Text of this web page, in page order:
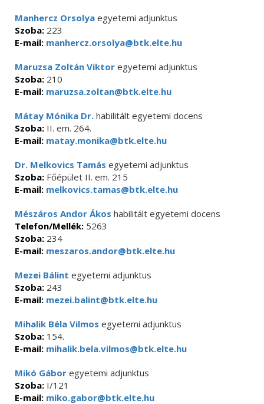
Manhercz Orsolya egyetemi adjunktus
Szoba: 223
E-mail: manhercz.orsolya@btk.elte.hu
Maruzsa Zoltán Viktor egyetemi adjunktus
Szoba: 210
E-mail: maruzsa.zoltan@btk.elte.hu
Mátay Mónika Dr. habilitált egyetemi docens
Szoba: II. em. 264.
E-mail: matay.monika@btk.elte.hu
Dr. Melkovics Tamás egyetemi adjunktus
Szoba: Főépület II. em. 215
E-mail: melkovics.tamas@btk.elte.hu
Mészáros Andor Ákos habilitált egyetemi docens
Telefon/Mellék: 5263
Szoba: 234
E-mail: meszaros.andor@btk.elte.hu
Mezei Bálint egyetemi adjunktus
Szoba: 243
E-mail: mezei.balint@btk.elte.hu
Mihalik Béla Vilmos egyetemi adjunktus
Szoba: 154.
E-mail: mihalik.bela.vilmos@btk.elte.hu
Mikó Gábor egyetemi adjunktus
Szoba: I/121
E-mail: miko.gabor@btk.elte.hu